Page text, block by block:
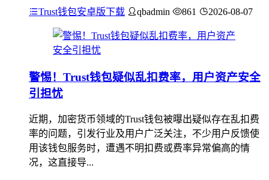
Trust钱包安卓版下载 qbadmin 861 2026-08-07
警惕！Trust钱包疑似乱扣费率，用户资产安全
引担忧
近期，加密货币领域的Trust钱包被曝出疑似存在乱扣费
率的问题，引发行业及用户广泛关注，不少用户反馈使
用该钱包服务时，遭遇不明扣费或费率异常偏高的情
况，这直接导...